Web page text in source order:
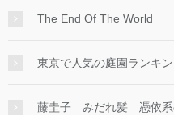
The End Of The World
東京で人気の庭園ランキ
藤圭子 みだれ髪 憑依系